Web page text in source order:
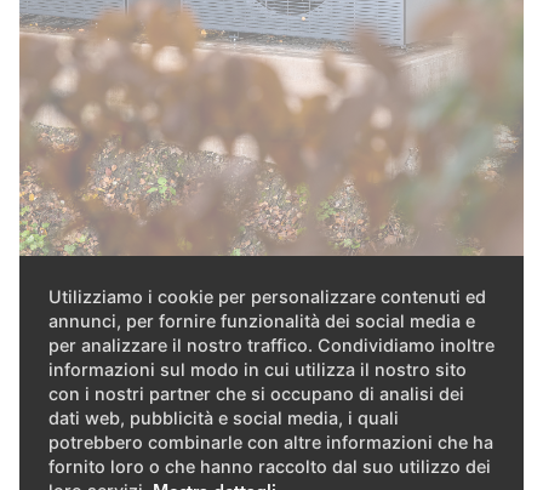
Utilizziamo i cookie per personalizzare contenuti ed
annunci, per fornire funzionalità dei social media e
per analizzare il nostro traffico. Condividiamo inoltre
informazioni sul modo in cui utilizza il nostro sito
con i nostri partner che si occupano di analisi dei
dati web, pubblicità e social media, i quali
potrebbero combinarle con altre informazioni che ha
fornito loro o che hanno raccolto dal suo utilizzo dei
Collocazione intelligente
Grazie alle elevate temperature di mandata è stato
possibile utilizzare ancora i radiatori ad alta temperatura
esistenti. Nel corso del risanamento è stata